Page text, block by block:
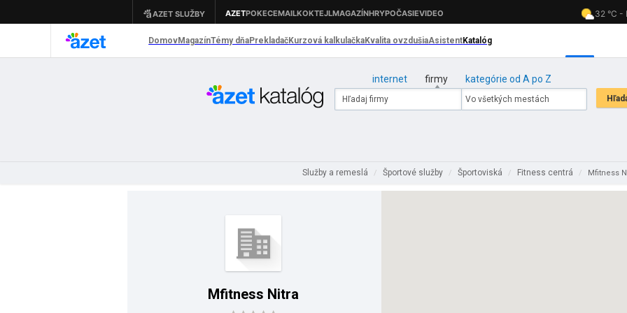
internet firmy kategórie od A po Z
Služby a remeslá / Športové služby / Športoviská / Fitness centrá / Mfitness
Mfitness Nitra